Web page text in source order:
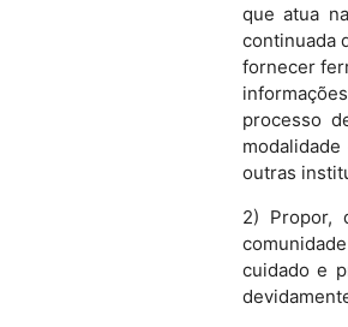
que atua
continuada
fornecer
processo
outras
2) Propor,
cuidado e